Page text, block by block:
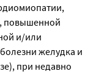
повышенной
и/или
желудка и
при недавно